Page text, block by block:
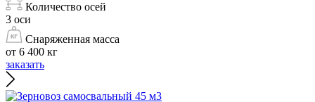
Количество осей
3 оси
Снаряженная масса
от 6 400 кг
заказать